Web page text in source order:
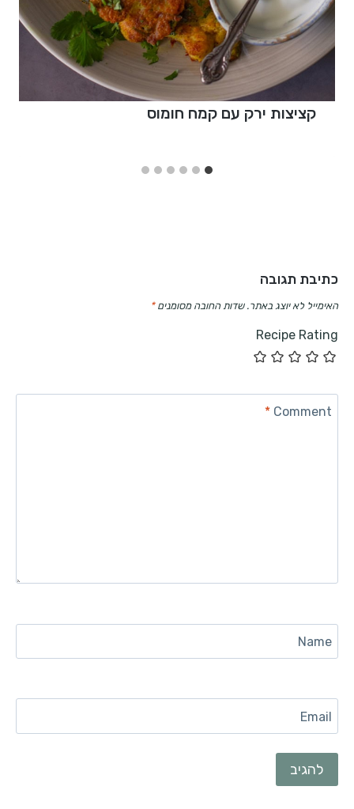
קציצות ירק עם קמח חומוס
כתיבת תגובה
האימייל לא יוצג באתר. שדות החובה מסומנים*
Recipe Rating
Comment
*
Name
Email